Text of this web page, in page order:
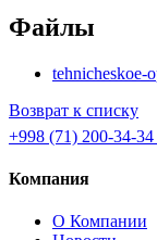
Файлы
tehnicheskoe-
Возврат к списку
+998 (71) 200-34-34
Компания
О Компании